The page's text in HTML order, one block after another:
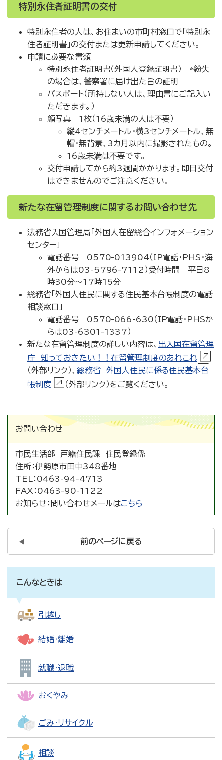
特別永住者証明書の交付
特別永住者の人は、お住まいの市町村窓口で「特別永
住者証明書」の交付または更新申請してください。
申請に必要な書類
特別永住者証明書（外国人登録証明書） *紛失
の場合は、警察署に届け出た旨の証明
パスポート（所持しない人は、理由書にご記入い
ただきます。）
顔写真 1枚（16歳未満の人は不要）
縦4センチメートル・横3センチメートル、無
帽・無背景、3カ月以内に撮影されたもの。
16歳未満は不要です。
交付申請してから約3週間かかります。即日交付
はできませんのでご注意ください。
新たな在留管理制度に関するお問い合わせ先
法務省入国管理局「外国人在留総合インフォメーション
センター」
電話番号 0570-013904（IP電話・PHS・海
外からは03-5796-7112）受付時間 平日8
時30分～17時15分
総務省「外国人住民に関する住民基本台帳制度の電話
相談窓口」
電話番号 0570-066-630（IP電話・PHSか
らは03-6301-1337）
新たな在留管理制度の詳しい内容は、 出入国在留管理
庁 知っておきたい！！在留管理制度のあれこれ
（外部リンク）、 総務省 外国人住民に係る住民基本台
帳制度
（外部リンク）をご覧ください。
お問い合わせ
市民生活部 戸籍住民課 住民登録係
住所：伊勢原市田中348番地
TEL： 0463-94-4713
FAX： 0463-90-1122
お知らせ： 問い合わせメールはこちら
前のページに戻る
こんなときは
引越し
結婚・離婚
就職・退職
おくやみ
ごみ・リサイクル
相談